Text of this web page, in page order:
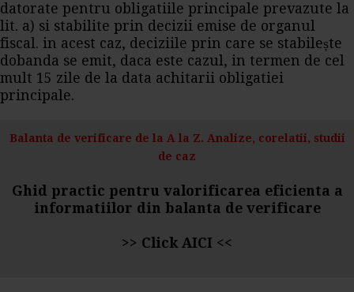
datorate pentru obligatiile principale prevazute la
lit. a) si stabilite prin decizii emise de organul
fiscal. in acest caz, deciziile prin care se stabilește
dobanda se emit, daca este cazul, in termen de cel
mult 15 zile de la data achitarii obligatiei
principale.
Balanta de verificare de la A la Z. Analize, corelatii, studii
de caz
Ghid practic pentru valorificarea eficienta a
informatiilor din balanta de verificare
>> Click AICI <<